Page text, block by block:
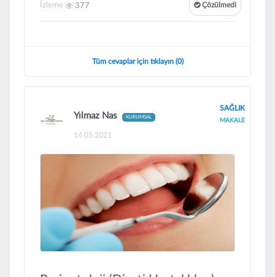
Çözülmedi
İzleme 377
Tüm cevaplar için tıklayın (0)
Yılmaz Nas KURUMSAL
14.05.2021
SAĞLIK
MAKALE